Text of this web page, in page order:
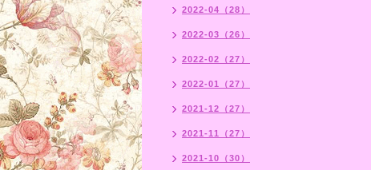
2022-04（28）
2022-03（26）
2022-02（27）
2022-01（27）
2021-12（27）
2021-11（27）
2021-10（30）